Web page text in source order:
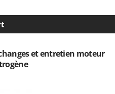
et entretien moteur